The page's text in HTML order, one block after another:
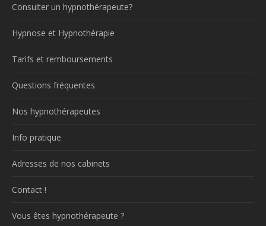
Consulter un hypnothérapeute?
Hypnose et Hypnothérapie
Tarifs et remboursements
Questions fréquentes
Nos hypnothérapeutes
Info pratique
Adresses de nos cabinets
Contact !
Vous êtes hypnothérapeute ?